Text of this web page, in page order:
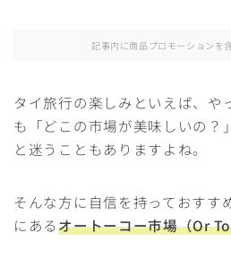
記事内に商品プロモーションを
タイ旅行の楽しみといえば、や
も「どこの市場が美味しいの？
と迷うこともありますよね。
そんな方に自信を持っておすす
にあるオートーコー市場（Or